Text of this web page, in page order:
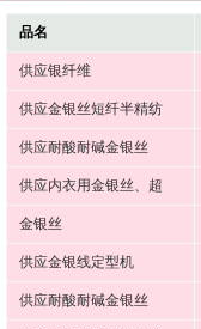
品名
供应银纤维
供应金银丝短纤半精纺
供应耐酸耐碱金银丝
供应内衣用金银丝、超
金银丝
供应金银线定型机
供应耐酸耐碱金银丝